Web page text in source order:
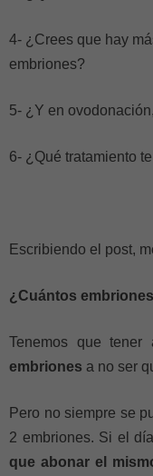
4- ¿Crees que hay
embriones?
5- ¿Y en
6- ¿Qué tratamiento
Escribiendo el post,
¿Cuántos
Tenemos que tener
embriones a no ser
Pero no siempre se
2 embriones. Si el
que abonar el